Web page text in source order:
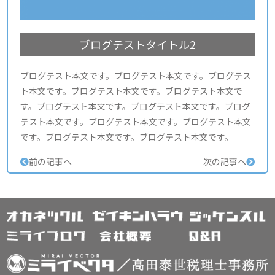
ブログテストタイトル2
ブログテスト本文です。ブログテスト本文です。ブログテス
ト本文です。ブログテスト本文です。ブログテスト本文で
す。ブログテスト本文です。ブログテスト本文です。ブログ
テスト本文です。ブログテスト本文です。ブログテスト本文
です。ブログテスト本文です。ブログテスト本文です。
前の記事へ
次の記事へ